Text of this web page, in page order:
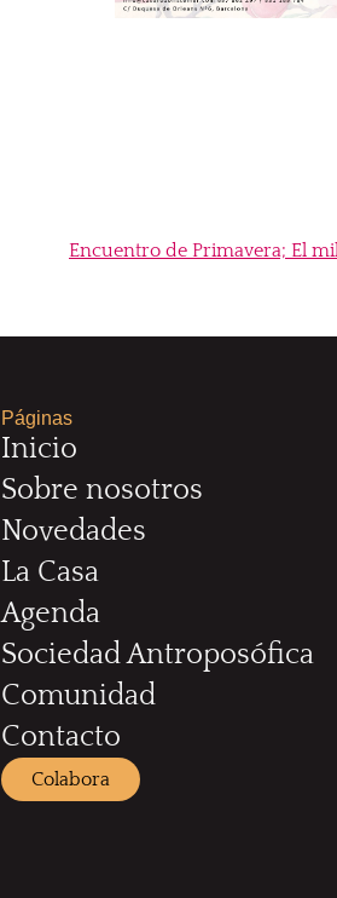
Encuentro de Primavera; El
Páginas
Inicio
Sobre nosotros
Novedades
La Casa
Agenda
Sociedad Antroposófica
Comunidad
Contacto
Colabora